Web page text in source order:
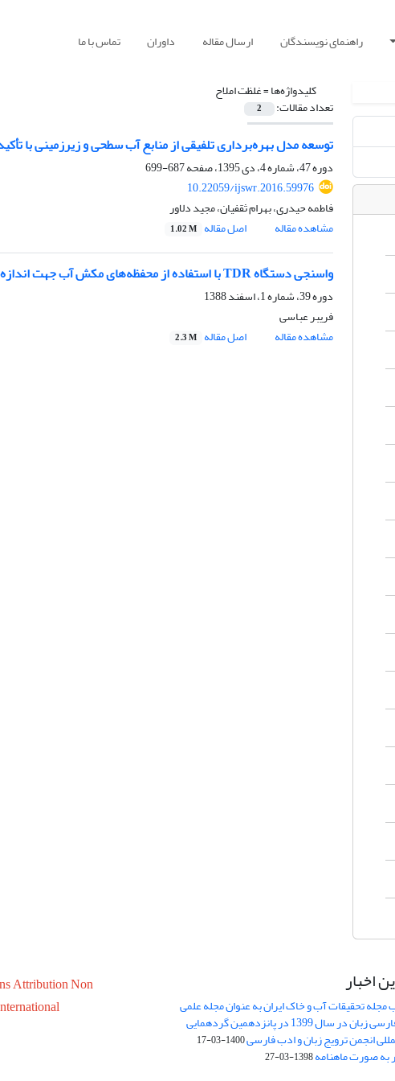
راهنمای نویسندگان ارسال مقاله داوران تماس با ما
کلیدواژه‌ها =غلظت املاح
تعداد مقالات: 2
توسعه مدل بهره‌برداری تلفیقی از منابع آب سطحی و زیرزمینی با
دوره 47، شماره 4، دی 1395، صفحه
687-699
10.22059/ijswr.2016.59976
فاطمه حیدری، بهرام ثقفیان، مجید دلاور
مشاهده مقاله
اصل مقاله 1.02 M
واسنجی دستگاه TDR با استفاده از محفظه‌های مکش آب جهت اندازه گیری‌ غلظت املاح در دو خاک لومی و لوم ماسه‌ای
دوره 39، شماره 1، اسفند 1388
فریبر عباسی
مشاهده مقاله
اصل مقاله 2.3 M
اخبار
مجله تحقیقات آب و خاک ایران به عنوان مجله علمی
برتر فارسی زبان در سال 1399 در پانزدهمین گردهمایی
انجمن ترویج زبان و ادب فارسی1400-03-17
به صورت ماهنامه1398-03-27
Attribution Non